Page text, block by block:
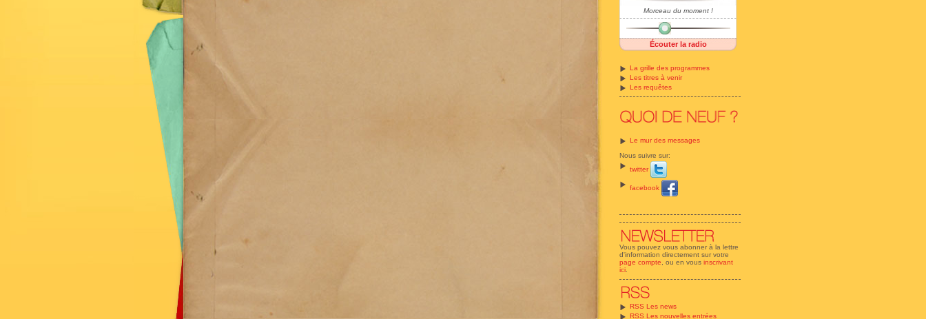
Morceau du moment !
Écouter la radio
La grille des programmes
Les titres à venir
Les requêtes
Le mur des messages
Nous suivre sur:
twitter
facebook
Vous pouvez vous abonner à la lettre
d'information directement sur votre
page compte , ou en vous inscrivant
ici
RSS Les news
RSS Les nouvelles entrées